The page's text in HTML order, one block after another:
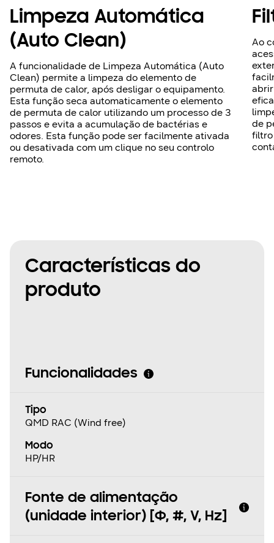
Limpeza Automática
(Auto Clean)
A funcionalidade de Limpeza Automática (Auto
Clean) permite a limpeza do elemento de
permuta de calor, após desligar o equipamento.
Esta função seca automaticamente o elemento
de permuta de calor utilizando um processo de 3
passos e evita a acumulação de bactérias e
odores. Esta função pode ser facilmente ativada
ou desativada com um clique no seu controlo
remoto.
Ao
de
Características do
produto
Funcionalidades
Tipo
QMD RAC (Wind free)
Modo
HP/HR
Fonte de alimentação
(unidade interior) [Φ, #, V, Hz]